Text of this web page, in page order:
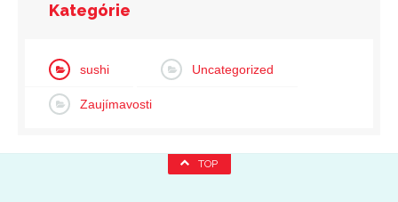
Kategórie
sushi Uncategorized
Zaujímavosti
TOP